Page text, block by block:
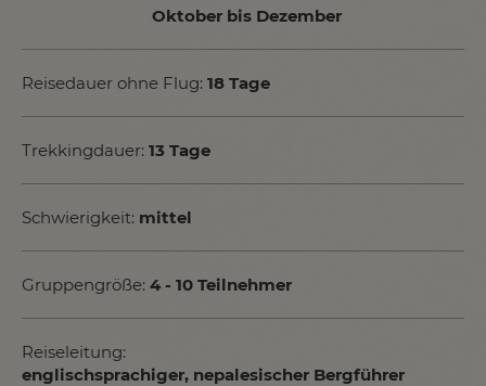
Oktober bis Dezember
Reisedauer ohne Flug: 18 Tage
Trekkingdauer: 13 Tage
Schwierigkeit: mittel
Gruppengröße: 4 - 10 Teilnehmer
Reiseleitung:
englischsprachiger, nepalesischer Bergführer